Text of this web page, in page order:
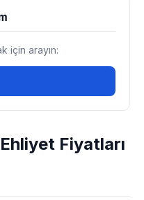
Fiyatları
için arayın: